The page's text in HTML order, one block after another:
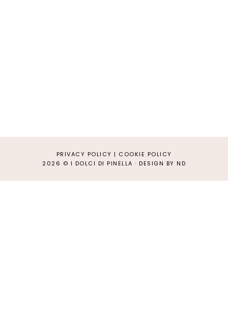
PRIVACY POLICY | COOKIE POLICY
2026 © I DOLCI DI PINELLA · DESIGN BY ND